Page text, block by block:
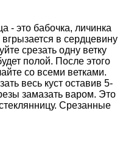
- это бабочка, личинка
в сердцевину
срезать одну ветку
полой. После этого
со всеми ветками.
весь куст оставив 5-
замазать варом. Это
Срезанные